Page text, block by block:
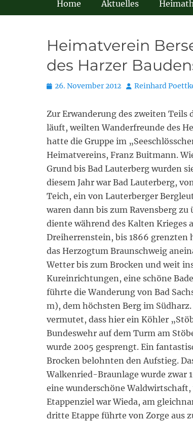
Home Aktuelles
Heimatverein
des Harzer
Posted
26. November 2012 Autor
Reinhard
Zur Erwanderung des zweiten Teils
läuft, weilten Wanderfreunde des
hatte die Gruppe im
Heimatvereins, Franz Buitmann.
Grund bis Bad Lauterberg wurden
diesem Jahr war Bad Lauterberg,
Teich, ein von Lauterberger
waren dann bis zum Ravensberg
diente während des Kalten Krieges
Dreiherrenstein, bis 1866 grenzten
das Herzogtum Braunschweig
Wetter bis zum Brocken und weit
Kureinrichtungen, eine schöne
führte die Wanderung von Bad
m), dem höchsten Berg im
vermutet, dass hier ein Köhler
Bundeswehr auf dem Turm am
wurde 2005 gesprengt. Ein
Brocken belohnten den Aufstieg.
Walkenried-Braunlage wurde zwar
eine wunderschöne Waldwirtschaft,
Etappenziel war Wieda, am
dritte Etappe führte von Zorge aus